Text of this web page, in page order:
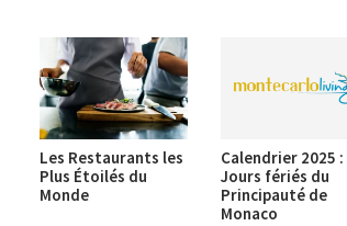
Les Restaurants les
Plus Étoilés du
Monde
Calendrier 2025 :
Jours fériés du
Principauté de
Monaco